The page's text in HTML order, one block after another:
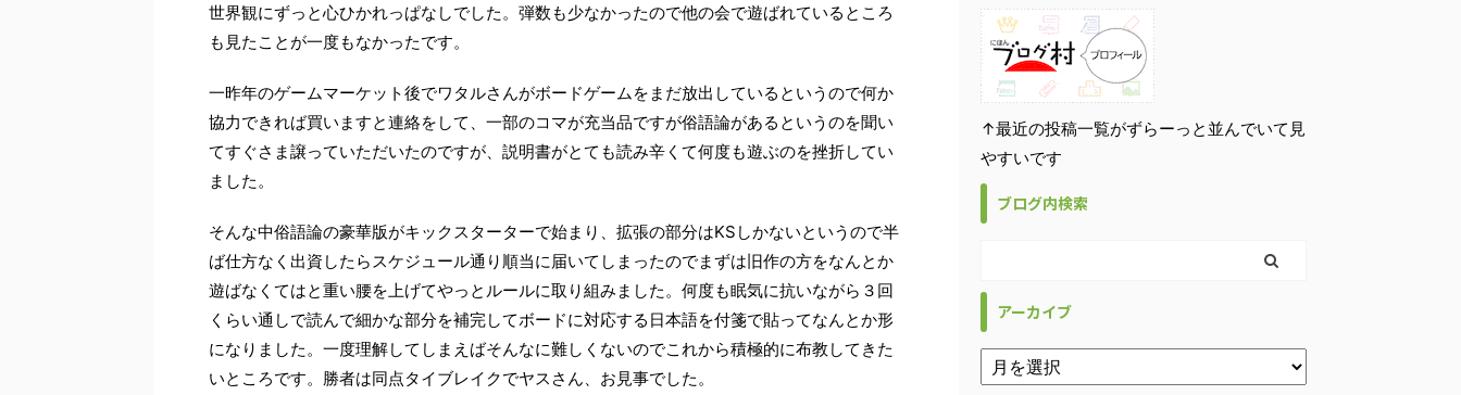
世界観にずっと心ひかれっぱなしでした。弾数も少なかったので他の会で遊ばれているところ
も見たことが一度もなかったです。
一昨年のゲームマーケット後でワタルさんがボードゲームをまだ放出しているというので何か
協力できれば買いますと連絡をして、一部のコマが充当品ですが俗語論があるというのを聞い
てすぐさま譲っていただいたのですが、説明書がとても読み辛くて何度も遊ぶのを挫折してい
ました。
そんな中俗語論の豪華版がキックスターターで始まり、拡張の部分はKSしかないというので半
ば仕方なく出資したらスケジュール通り順当に届いてしまったのでまずは旧作の方をなんとか
遊ばなくてはと重い腰を上げてやっとルールに取り組みました。何度も眠気に抗いながら３回
くらい通しで読んで細かな部分を補完してボードに対応する日本語を付箋で貼ってなんとか形
になりました。一度理解してしまえばそんなに難しくないのでこれから積極的に布教してきた
いところです。勝者は同点タイブレイクでヤスさん、お見事でした。
↑最近の投稿一覧がずらーっと並んでいて見
やすいです
ブログ内検索
アーカイブ